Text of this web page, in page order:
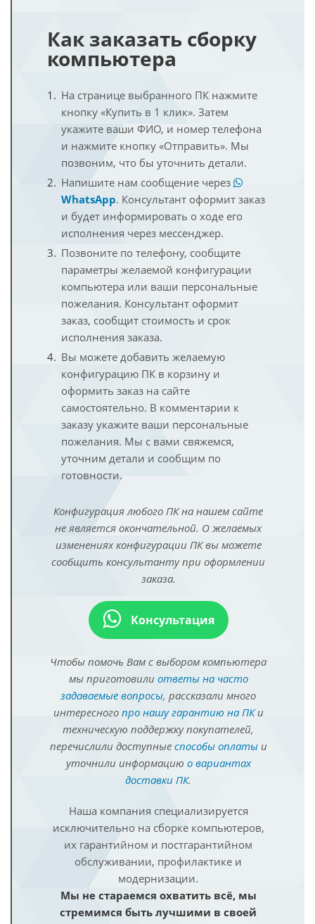
Как заказать сборку
компьютера
На странице выбранного ПК нажмите
кнопку «Купить в 1 клик». Затем
укажите ваши ФИО, и номер телефона
и нажмите кнопку «Отправить». Мы
позвоним, что бы уточнить детали.
Напишите нам сообщение через
WhatsApp. Консультант оформит заказ
и будет информировать о ходе его
исполнения через мессенджер.
Позвоните по телефону, сообщите
параметры желаемой конфигурации
компьютера или ваши персональные
пожелания. Консультант оформит
заказ, сообщит стоимость и срок
исполнения заказа.
Вы можете добавить желаемую
конфигурацию ПК в корзину и
оформить заказ на сайте
самостоятельно. В комментарии к
заказу укажите ваши персональные
пожелания. Мы с вами свяжемся,
уточним детали и сообщим по
готовности.
Конфигурация любого ПК на нашем сайте
не является окончательной. О желаемых
изменениях конфигурации ПК вы можете
сообщить консультанту при оформлении
заказа.
Консультация
Чтобы помочь Вам с выбором компьютера
мы приготовили ответы на часто
задаваемые вопросы, рассказали много
интересного про нашу гарантию на ПКи
техническую поддержку покупателей,
перечислили доступные способы оплатыи
уточнили информацию о вариантах
доставки ПК.
Наша компания специализируется
исключительно на сборке компьютеров,
их гарантийном и постгарантийном
обслуживании, профилактике и
модернизации.
Мы не стараемся охватить всё, мы
стремимся быть лучшими в своей